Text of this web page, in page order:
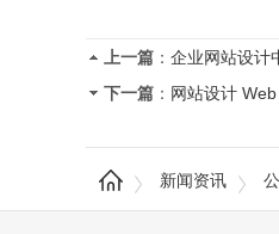
上一篇 ： 企业网站设计
下一篇 ： 网站设计
新闻资讯